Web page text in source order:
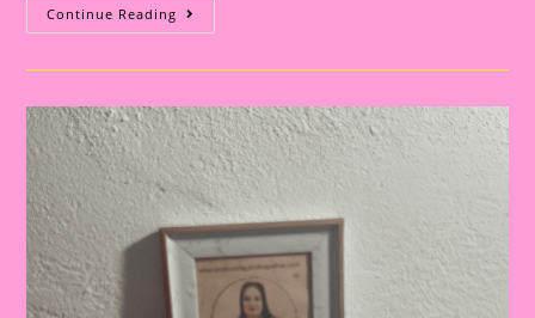
Continue Reading Cartão
Lembrança
O
Pais
|
Dia
Dos
Pais:
Celebrando
A
Importância
Da
Figura
Paterna